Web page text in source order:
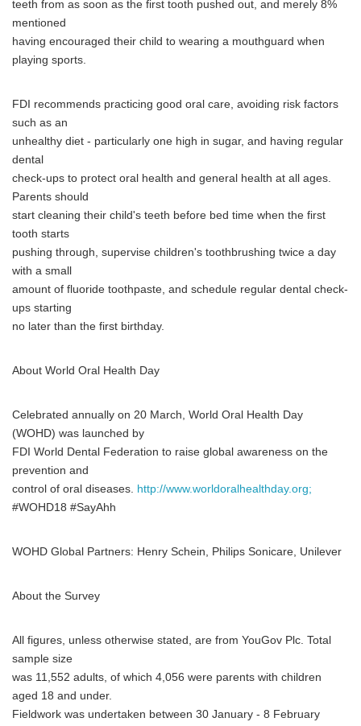
teeth from as soon as the first tooth pushed out, and merely 8%
mentioned
having encouraged their child to wearing a mouthguard when
playing sports.
FDI recommends practicing good oral care, avoiding risk factors
such as an
unhealthy diet - particularly one high in sugar, and having regular
dental
check-ups to protect oral health and general health at all ages.
Parents should
start cleaning their child's teeth before bed time when the first
tooth starts
pushing through, supervise children's toothbrushing twice a day
with a small
amount of fluoride toothpaste, and schedule regular dental check-
ups starting
no later than the first birthday.
About World Oral Health Day
Celebrated annually on 20 March, World Oral Health Day
(WOHD) was launched by
FDI World Dental Federation to raise global awareness on the
prevention and
control of oral diseases. http://www.worldoralhealthday.org;
#WOHD18 #SayAhh
WOHD Global Partners: Henry Schein, Philips Sonicare, Unilever
About the Survey
All figures, unless otherwise stated, are from YouGov Plc. Total
sample size
was 11,552 adults, of which 4,056 were parents with children
aged 18 and under.
Fieldwork was undertaken between 30 January - 8 February